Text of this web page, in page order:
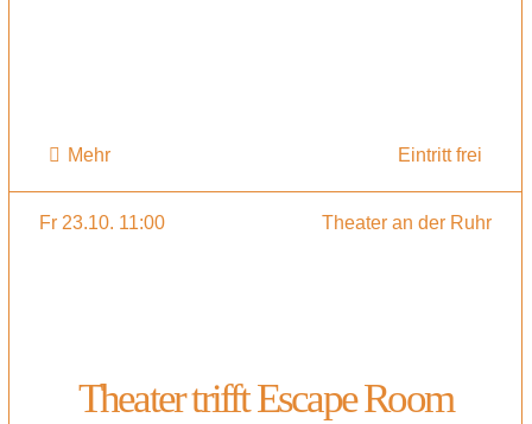
Mehr Eintritt frei
Fr 23.10. 11:00 Theater an der Ruhr
Theater trifft Escape Room